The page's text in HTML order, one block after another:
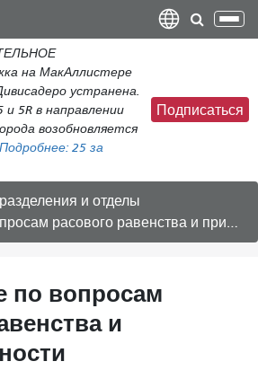
содержанию
на МакАллистере
устранена.
5R в направлении
возобновляется
25 за
Подписаться
и отделы
расового равенства и принадлежности
по вопросам
и